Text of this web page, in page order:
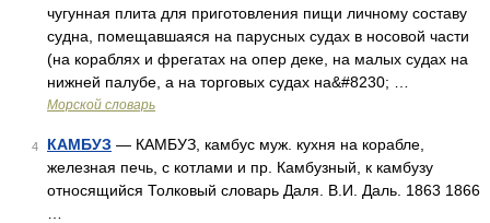
чугунная плита для приготовления пищи личному составу
судна, помещавшаяся на парусных судах в носовой части
(на кораблях и фрегатах на опер деке, на малых судах на
нижней палубе, а на торговых судах на&#8230; …
Морской словарь
4 КАМБУЗ — КАМБУЗ, камбус муж. кухня на корабле,
железная печь, с котлами и пр. Камбузный, к камбузу
относящийся Толковый словарь Даля. В.И. Даль. 1863 1866